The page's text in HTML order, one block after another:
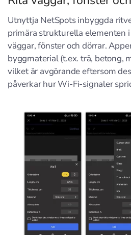
Utnyttja NetSpots inbyggda
primära strukturella
väggar, fönster och dörrar.
byggmaterial (t.ex. trä, betong,
vilket är avgörande eftersom
påverkar hur Wi-Fi-signaler